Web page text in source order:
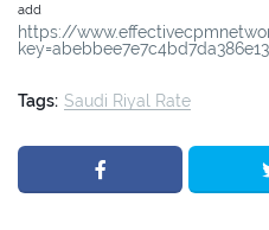
add
https://
Tags: Saudi Riyal Rate